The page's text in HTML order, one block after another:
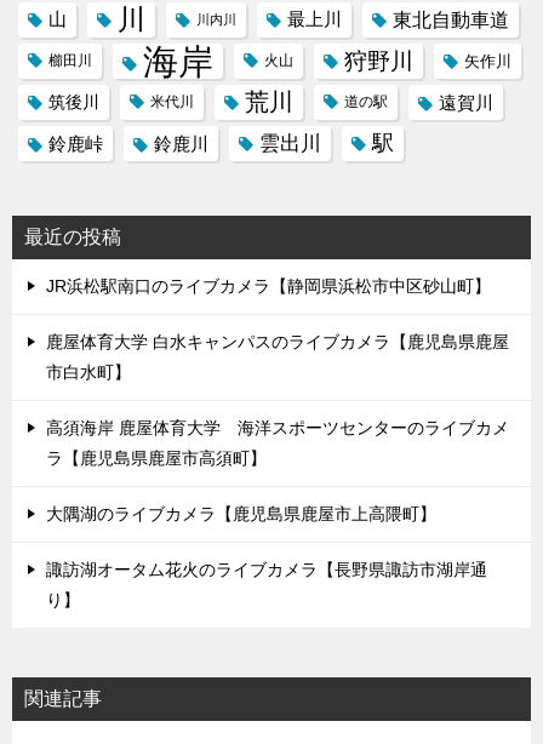
山 川 川内川 最上川 東北自動車道
櫛田川 海岸 火山 狩野川 矢作川
筑後川 米代川 荒川 道の駅
遠賀川
鈴鹿峠
鈴鹿川 雲出川 駅
最近の投稿
JR浜松駅南口のライブカメラ【静岡県浜松市中区砂山町】
鹿屋体育大学 白水キャンパスのライブカメラ【鹿児島県鹿屋
市白水町】
高須海岸 鹿屋体育大学 海洋スポーツセンターのライブカメ
ラ【鹿児島県鹿屋市高須町】
大隅湖のライブカメラ【鹿児島県鹿屋市上高隈町】
諏訪湖オータム花火のライブカメラ【長野県諏訪市湖岸通
り】
関連記事